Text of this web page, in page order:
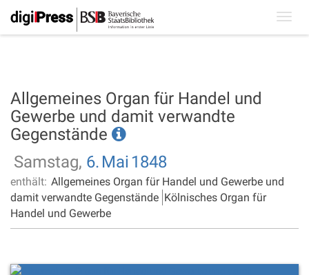
Allgemeines Organ für Handel und
Gewerbe und damit verwandte
Gegenstände
Samstag, 6. Mai 1848
enthält: Allgemeines Organ für Handel und Gewerbe und
damit verwandte Gegenstände Kölnisches Organ für
Handel und Gewerbe